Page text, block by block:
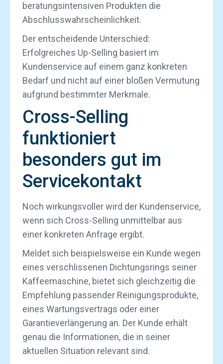
beratungsintensiven Produkten die
Abschlusswahrscheinlichkeit.
Der entscheidende Unterschied:
Erfolgreiches Up-Selling basiert im
Kundenservice auf einem ganz konkreten
Bedarf und nicht auf einer bloßen Vermutung
aufgrund bestimmter Merkmale.
Cross-Selling
funktioniert
besonders gut im
Servicekontakt
Noch wirkungsvoller wird der Kundenservice,
wenn sich Cross-Selling unmittelbar aus
einer konkreten Anfrage ergibt.
Meldet sich beispielsweise ein Kunde wegen
eines verschlissenen Dichtungsrings seiner
Kaffeemaschine, bietet sich gleichzeitig die
Empfehlung passender Reinigungsprodukte,
eines Wartungsvertrags oder einer
Garantieverlängerung an. Der Kunde erhält
genau die Informationen, die in seiner
aktuellen Situation relevant sind.